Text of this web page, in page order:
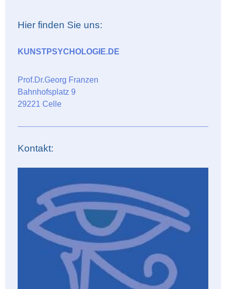
Hier finden Sie uns:
KUNSTPSYCHOLOGIE.DE
Prof.Dr.Georg Franzen
Bahnhofsplatz 9
29221 Celle
Kontakt: